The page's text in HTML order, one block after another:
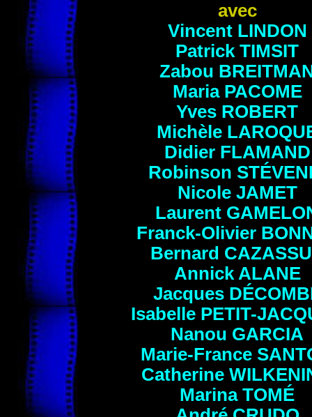
avec
Vincent LINDON
Patrick TIMSIT
Zabou
Maria PACOME
Yves ROBERT
Michèle
Didier FLAMAND
Robinson
Nicole JAMET
Laurent
Franck-Olivier
Bernard
Annick ALANE
Jacques
Isabelle PETIT-
Nanou GARCIA
Marie-France
Catherine
Marina TOMÉ